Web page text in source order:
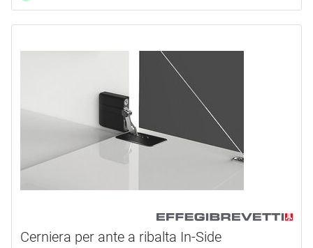
Cerniera per ante a ribalta In-Side